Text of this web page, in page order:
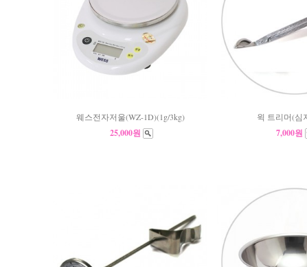
웨스전자저울(WZ-1D)(1g/3kg)
25,000원
윅 트리머(심
7,000원